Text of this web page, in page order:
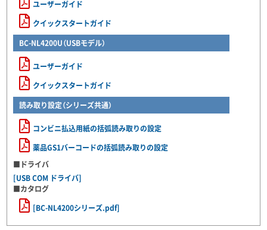
ユーザーガイド
クイックスタートガイド
BC-NL4200U（USBモデル）
ユーザーガイド
クイックスタートガイド
読み取り設定（シリーズ共通）
コンビニ払込用紙の括弧読み取りの設定
薬品GS1バーコードの括弧読み取りの設定
■ドライバ
[USB COM ドライバ]
■カタログ
[BC-NL4200シリーズ.pdf]